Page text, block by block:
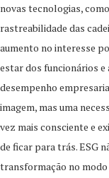
novas tecnologias,
rastreabilidade das
aumento no interesse
estar dos funcionários e
desempenho
imagem, mas uma
vez mais consciente e
de ficar para trás. ESG
transformação no modo